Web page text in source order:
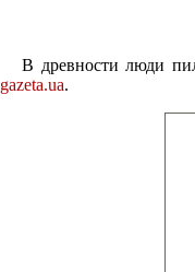
В древности люди
gazeta.ua.